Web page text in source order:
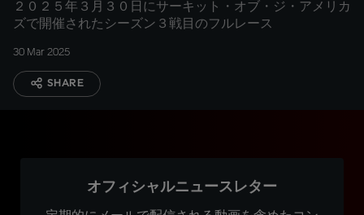
２０２５年３月３０日にサーキット・オブ・ジ・アメリカ
ズで開催されたシーズン３戦目のフルレース
30 Mar 2025
SHARE
オフィシャルニュースレター